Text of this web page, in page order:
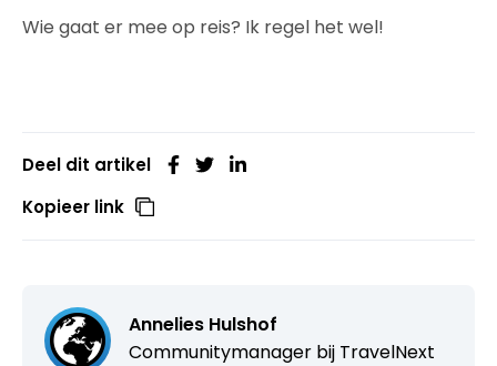
Wie gaat er mee op reis? Ik regel het wel!
Deel dit artikel
Kopieer link
Annelies Hulshof
Communitymanager bij TravelNext